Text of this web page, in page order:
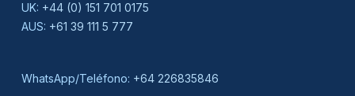
UK: +44 (0) 151 701 0175
AUS: +61 39 111 5 777
WhatsApp/Teléfono: +64 226835846